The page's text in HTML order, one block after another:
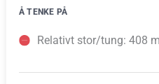
Å TENKE PÅ
Relativt stor/tung: 408